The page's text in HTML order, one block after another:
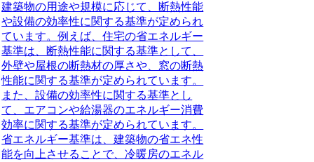
建築物の用途や規模に応じて、断熱性能
や設備の効率性に関する基準が定められ
ています。例えば、住宅の省エネルギー
基準は、断熱性能に関する基準として、
外壁や屋根の断熱材の厚さや、窓の断熱
性能に関する基準が定められています。
また、設備の効率性に関する基準とし
て、エアコンや給湯器のエネルギー消費
効率に関する基準が定められています。
省エネルギー基準は、建築物の省エネ性
能を向上させることで、冷暖房のエネル